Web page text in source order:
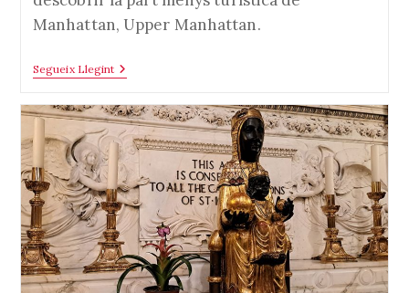
Manhattan, Upper Manhattan.
Segueix LlegintUpper
Manhattan
Manhattan
–
New
York
(USA)